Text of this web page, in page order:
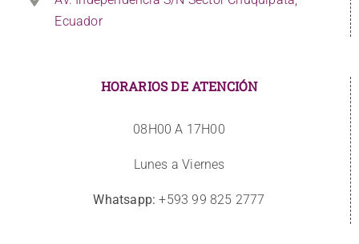
Ecuador
HORARIOS DE ATENCIÓN
08H00 A 17H00
Lunes a Viernes
Whatsapp: +593 99 825 2777